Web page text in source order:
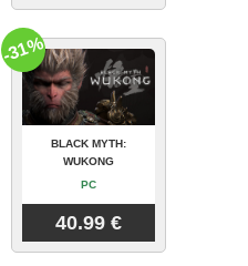
BLACK MYTH:
WUKONG
PC
40.99 €
-31%